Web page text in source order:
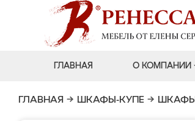
ГЛАВНАЯ О КОМПАНИИ
ГЛАВНАЯ → ШКАФЫ-КУПЕ →